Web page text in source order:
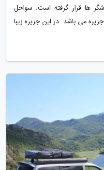
ها قرار گرفته است. سواحل
می باشد. در این جزیره زیبا